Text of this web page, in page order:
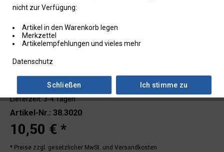
Lieferzeit: 3-4 Tagen
Artikel-Nr.: 38.3020
10,50 € *
* Preise zzgl. gesetzlicher MwSt. und Versandkosten
nicht zur Verfügung:
Artikel in den Warenkorb legen
Merkzettel
Artikelempfehlungen und vieles mehr
Datenschutz
Ich stimme zu
Schließen